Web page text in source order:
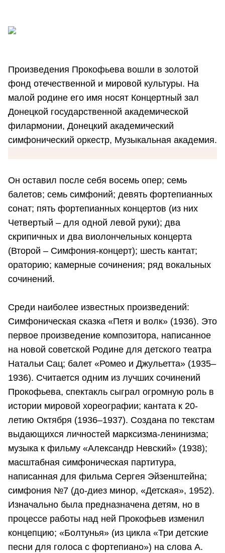
Произведения Прокофьева вошли в золотой
фонд отечественной и мировой культуры. На
малой родине его имя носят Концертный зал
Донецкой государственной академической
филармонии, Донецкий академический
симфонический оркестр, Музыкальная академия.
Он оставил после себя восемь опер; семь
балетов; семь симфоний; девять фортепианных
сонат; пять фортепианных концертов (из них
Четвертый – для одной левой руки); два
скрипичных и два виолончельных концерта
(Второй – Симфония-концерт); шесть кантат;
ораторию; камерные сочинения; ряд вокальных
сочинений.
Среди наиболее известных произведений:
Симфоническая сказка «Петя и волк» (1936). Это
первое произведение композитора, написанное
на новой советской Родине для детского театра
Натальи Сац; балет «Ромео и Джульетта» (1935–
1936). Считается одним из лучших сочинений
Прокофьева, спектакль сыграл огромную роль в
истории мировой хореографии; кантата к 20-
летию Октября (1936–1937). Создана по текстам
выдающихся личностей марксизма-ленинизма;
музыка к фильму «Александр Невский» (1938);
масштабная симфоническая партитура,
написанная для фильма Сергея Эйзенштейна;
симфония №7 (до-диез минор, «Детская», 1952).
Изначально была предназначена детям, но в
процессе работы над ней Прокофьев изменил
концепцию; «Болтунья» (из цикла «Три детские
песни для голоса с фортепиано») на слова А.